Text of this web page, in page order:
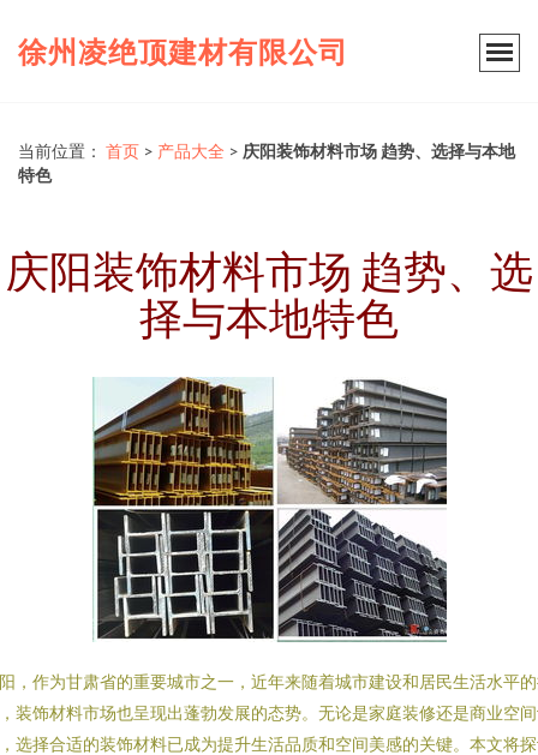
徐州凌绝顶建材有限公司
当前位置： 首页 > 产品大全 > 庆阳装饰材料市场 趋势、选择与本地
特色
庆阳装饰材料市场 趋势、选
择与本地特色
，作为甘肃省的重要城市之一，近年来随着城市建设和居民生活水平
装饰材料市场也呈现出蓬勃发展的态势。无论是家庭装修还是商业空
选择合适的装饰材料已成为提升生活品质和空间美感的关键。本文将